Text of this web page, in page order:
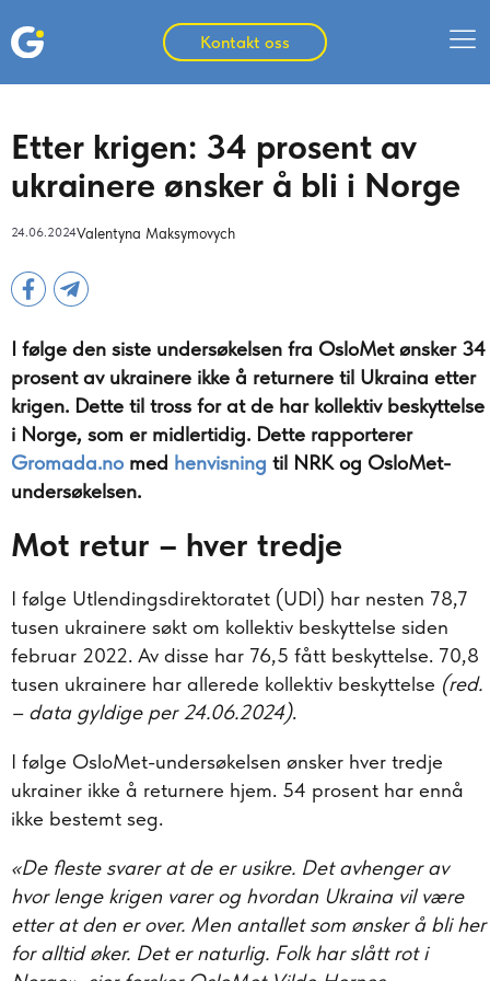
Kontakt oss
Etter krigen: 34 prosent av
ukrainere ønsker å bli i Norge
24.06.2024Valentyna Maksymovych
I følge den siste undersøkelsen fra OsloMet ønsker 34
prosent av ukrainere ikke å returnere til Ukraina etter
krigen. Dette til tross for at de har kollektiv beskyttelse
i Norge, som er midlertidig. Dette rapporterer
Gromada.no med henvisning til NRK og OsloMet-
undersøkelsen.
Mot retur – hver tredje
I følge Utlendingsdirektoratet (UDI) har nesten 78,7
tusen ukrainere søkt om kollektiv beskyttelse siden
februar 2022. Av disse har 76,5 fått beskyttelse. 70,8
tusen ukrainere har allerede kollektiv beskyttelse (red.
– data gyldige per 24.06.2024).
I følge OsloMet-undersøkelsen ønsker hver tredje
ukrainer ikke å returnere hjem. 54 prosent har ennå
ikke bestemt seg.
«De fleste svarer at de er usikre. Det avhenger av
hvor lenge krigen varer og hvordan Ukraina vil være
etter at den er over. Men antallet som ønsker å bli her
for alltid øker. Det er naturlig. Folk har slått rot i